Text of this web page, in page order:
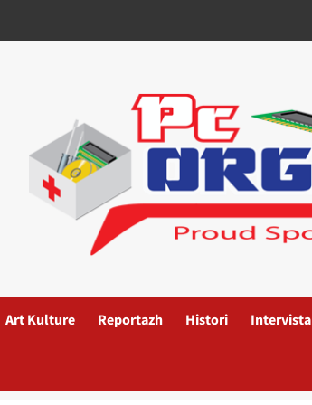
Art Kulture Reportazh Histori Intervista